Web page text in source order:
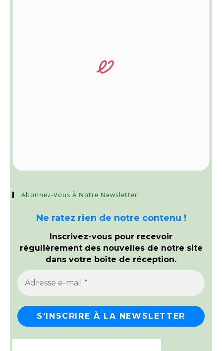
Abonnez-Vous À Notre Newsletter
Ne ratez rien de notre contenu !
Inscrivez-vous pour recevoir
régulièrement des nouvelles de notre site
dans votre boîte de réception.